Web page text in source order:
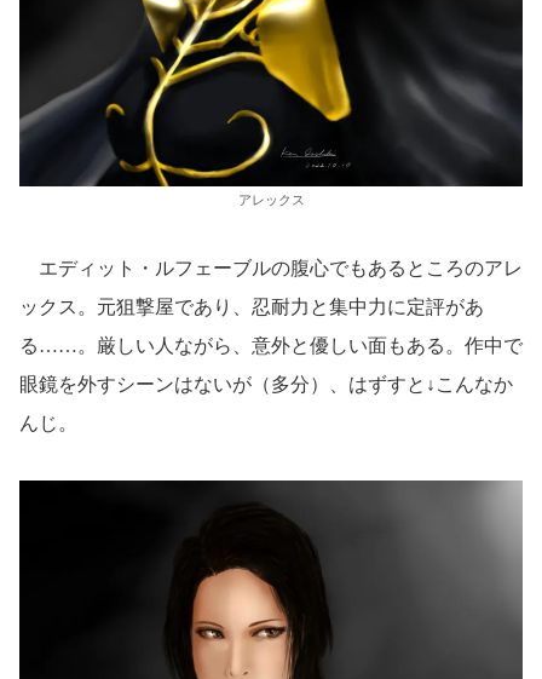
アレックス
エディット・ルフェーブルの腹心でもあるところのアレ
ックス。元狙撃屋であり、忍耐力と集中力に定評があ
る……。厳しい人ながら、意外と優しい面もある。作中で
眼鏡を外すシーンはないが（多分）、はずすと↓こんなか
んじ。